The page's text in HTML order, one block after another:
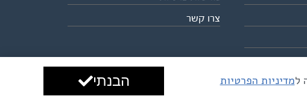
צרו קשר
אביב עיצוב ופיתוח: ביבר גלובל
למדיניות הפרטיות הבנתי